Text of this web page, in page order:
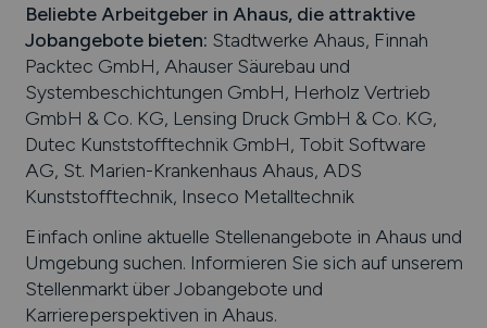
Beliebte Arbeitgeber in Ahaus, die attraktive
Jobangebote bieten: Stadtwerke Ahaus, Finnah
Packtec GmbH, Ahauser Säurebau und
Systembeschichtungen GmbH, Herholz Vertrieb
GmbH & Co. KG, Lensing Druck GmbH & Co. KG,
Dutec Kunststofftechnik GmbH, Tobit Software
AG, St. Marien-Krankenhaus Ahaus, ADS
Kunststofftechnik, Inseco Metalltechnik
Einfach online aktuelle Stellenangebote in Ahaus und
Umgebung suchen. Informieren Sie sich auf unserem
Stellenmarkt über Jobangebote und
Karriereperspektiven in Ahaus.